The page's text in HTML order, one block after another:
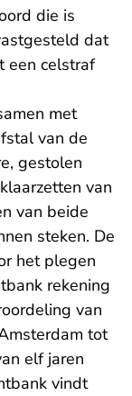
die is
dat
een celstraf
met
van de
gestolen
van
van beide
steken. De
het plegen
rekening
van
tot
elf jaren
vindt